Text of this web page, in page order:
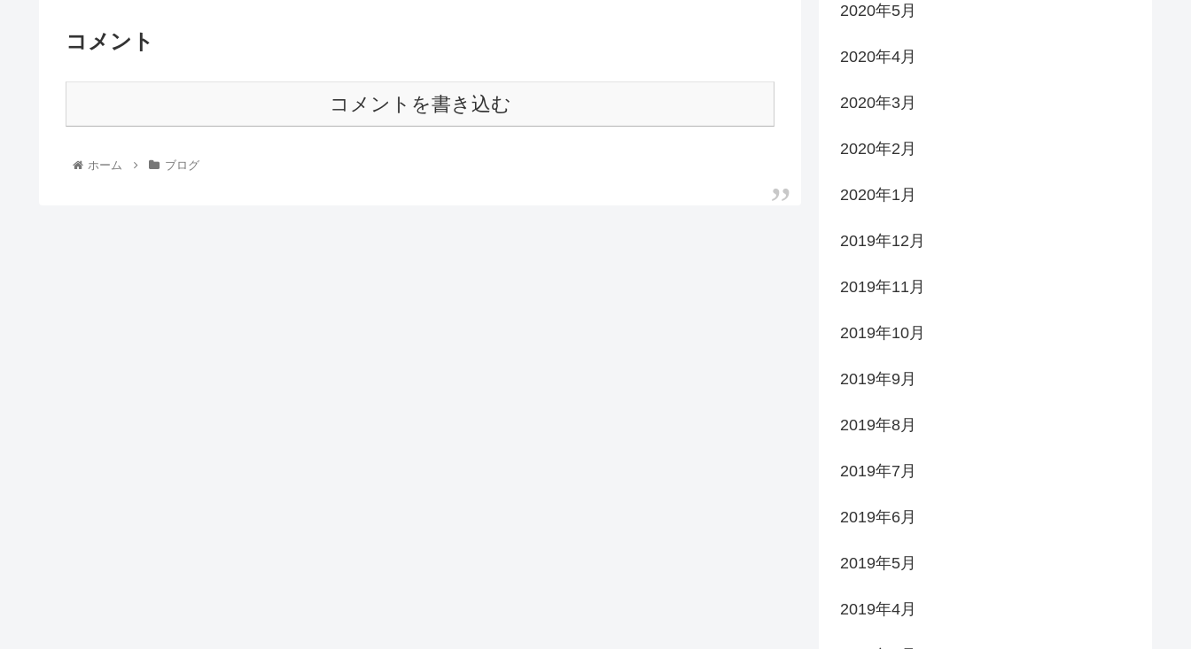
コメント
コメントを書き込む
ホーム ブログ
2020年5月
2020年4月
2020年3月
2020年2月
2020年1月
2019年12月
2019年11月
2019年10月
2019年9月
2019年8月
2019年7月
2019年6月
2019年5月
2019年4月